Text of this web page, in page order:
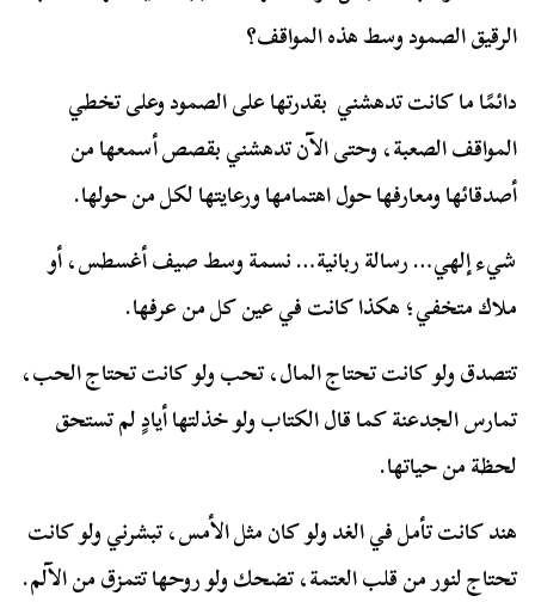
الرقيق الصمود وسط هذه المواقف؟
دائمًا ما كانت تدهشني بقدرتها على الصمود وعلى تخطي
المواقف الصعبة، وحتى الآن تدهشني بقصص أسمعها من
أصدقائها ومعارفها حول اهتمامها ورعايتها لكل من حولها.
شيء إلهي… رسالة ربانية… نسمة وسط صيف أغسطس، أو
ملاك متخفي؛ هكذا كانت في عين كل من عرفها.
تتصدق ولو كانت تحتاج المال، تحب ولو كانت تحتاج الحب،
تمارس الجدعنة كما قال الكتاب ولو خذلتها أيادٍ لم تستحق
لحظة من حياتها.
هند كانت تأمل في الغد ولو كان مثل الأمس، تبشرني ولو كانت
تحتاج لنور من قلب العتمة، تضحك ولو روحها تتمزق من الآلم.